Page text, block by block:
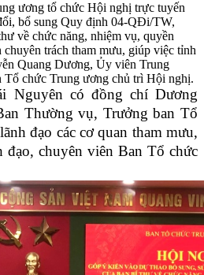
ương tổ chức Hội nghị trực tuyến
bổ sung Quy định 04-QĐi/TW,
về chức năng, nhiệm vụ, quyền
chuyên trách tham mưu, giúp việc tỉnh
Quang Dương, Ủy viên Trung
chức Trung ương chủ trì Hội nghị.
Nguyên có đồng chí Dương
Thường vụ, Trưởng ban Tổ
đạo các cơ quan tham mưu,
chuyên viên Ban Tổ chức